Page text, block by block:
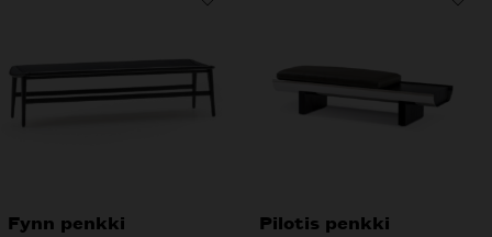
Fynn penkki Pilotis penkki